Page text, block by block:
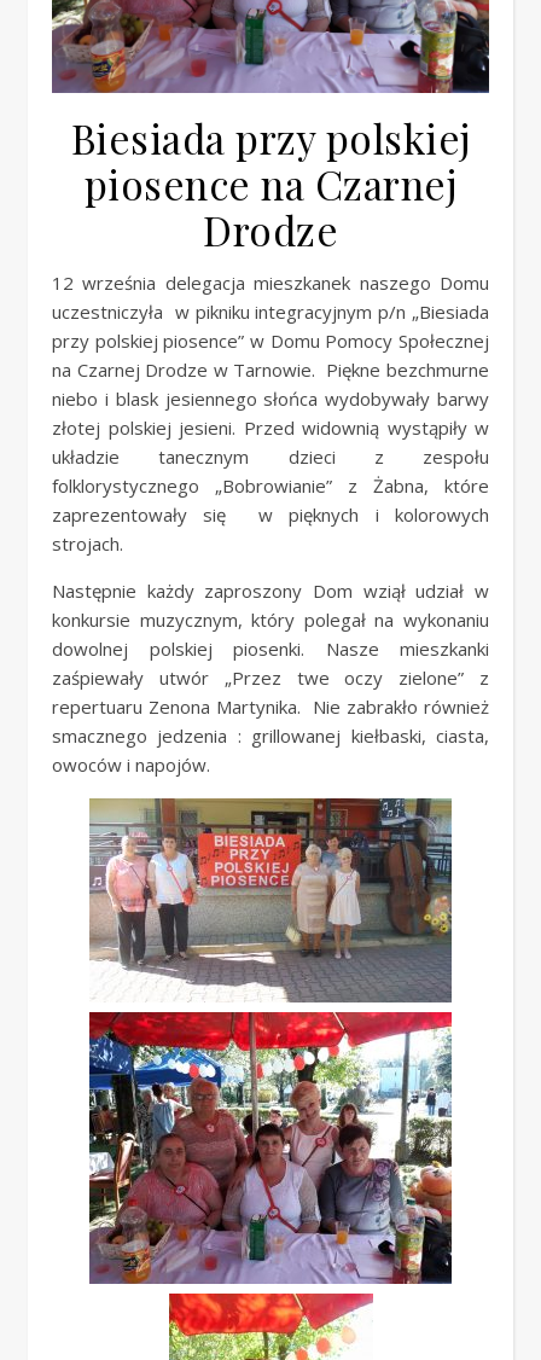
Biesiada przy polskiej
piosence na Czarnej
Drodze
12 września delegacja mieszkanek naszego Domu
uczestniczyła w pikniku integracyjnym p/n „Biesiada
przy polskiej piosence” w Domu Pomocy Społecznej
na Czarnej Drodze w Tarnowie. Piękne bezchmurne
niebo i blask jesiennego słońca wydobywały barwy
złotej polskiej jesieni. Przed widownią wystąpiły w
układzie tanecznym dzieci z zespołu
folklorystycznego „Bobrowianie” z Żabna, które
zaprezentowały się w pięknych i kolorowych
strojach.
Następnie każdy zaproszony Dom wziął udział w
konkursie muzycznym, który polegał na wykonaniu
dowolnej polskiej piosenki. Nasze mieszkanki
zaśpiewały utwór „Przez twe oczy zielone” z
repertuaru Zenona Martynika. Nie zabrakło również
smacznego jedzenia : grillowanej kiełbaski, ciasta,
owoców i napojów.